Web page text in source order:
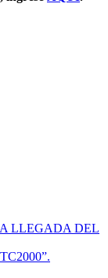
LLEGADA DEL